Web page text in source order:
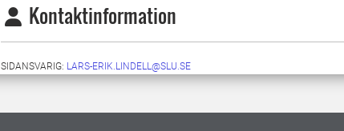
Kontaktinformation
SIDANSVARIG: LARS-ERIK.LINDELL@SLU.SE